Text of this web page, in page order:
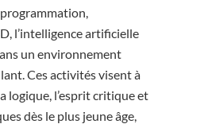
l’intelligence artificielle
un environnement
Ces activités visent à
logique, l’esprit critique et
dès le plus jeune âge,